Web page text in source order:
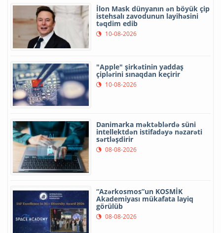
İlon Mask dünyanın ən böyük çip
istehsalı zavodunun layihəsini
təqdim edib
10-08-2026
"Apple" şirkətinin yaddaş
çiplərini sınaqdan keçirir
10-08-2026
Danimarka məktəblərdə süni
intellektdən istifadəyə nəzarəti
sərtləşdirir
08-08-2026
“Azərkosmos”un KOSMİK
Akademiyası mükafata layiq
görülüb
08-08-2026